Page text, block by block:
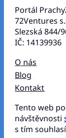
Portál
72Ventures
Slezská 844/
IČ: 14139936
O nás
Blog
Kontakt
Tento web
návštěvnosti
s tím